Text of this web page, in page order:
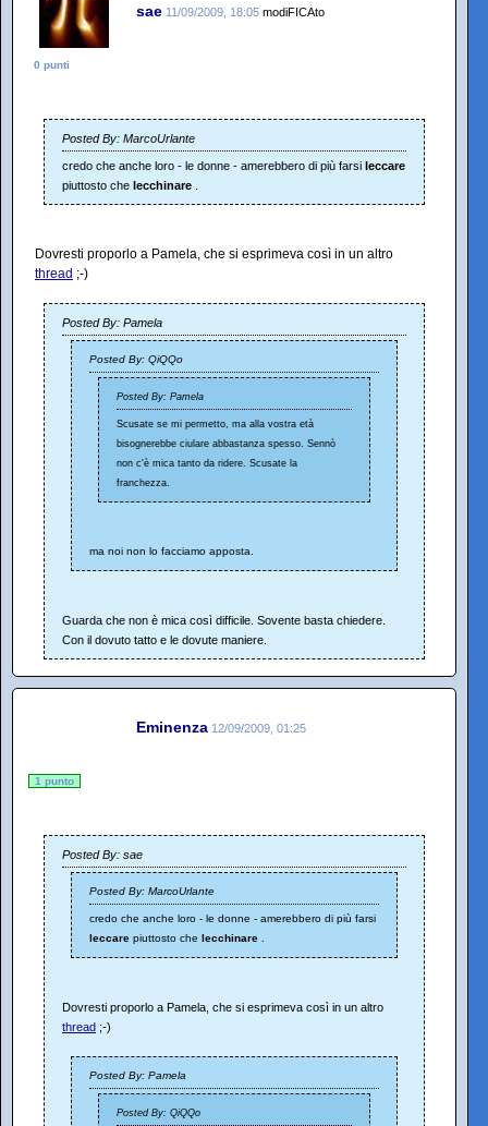
sae 11/09/2009, 18:05 modiFICAto
0 punti
Posted By: MarcoUrlante
credo che anche loro - le donne - amerebbero di più farsi leccare
piuttosto che lecchinare
Dovresti proporlo a Pamela, che si esprimeva così in un altro
thread ;-)
Posted By: Pamela
Posted By: QiQQo
Posted By: Pamela
Scusate se mi permetto, ma alla vostra età
bisognerebbe ciulare abbastanza spesso. Sennò
non c'è mica tanto da ridere. Scusate la
franchezza.
ma noi non lo facciamo apposta.
Guarda che non è mica così difficile. Sovente basta chiedere.
Con il dovuto tatto e le dovute maniere.
Eminenza 12/09/2009, 01:25
1 punto
Posted By: sae
Posted By: MarcoUrlante
credo che anche loro - le donne - amerebbero di più farsi
leccare piuttosto che lecchinare
Dovresti proporlo a Pamela, che si esprimeva così in un altro
thread ;-)
Posted By: Pamela
Posted By: QiQQo